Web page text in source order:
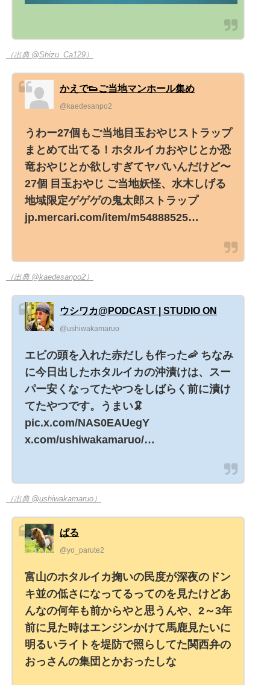
（出典 @Shizu_Ca129）
かえで👟ご当地マンホール集め
@kaedesanpo2
うわー27個もご当地目玉おやじストラップ
まとめて出てる！ホタルイカおやじとか恐
竜おやじとか欲しすぎてヤバいんだけど〜
27個 目玉おやじ ご当地妖怪、水木しげる
地域限定ゲゲゲの鬼太郎ストラップ
jp.mercari.com/item/m54888525…
（出典 @kaedesanpo2）
ウシワカ@PODCAST | STUDIO ON
@ushiwakamaruo
エビの頭を入れた赤だしも作った🦐 ちなみ
に今日出したホタルイカの沖漬けは、スー
パー安くなってたやつをしばらく前に漬け
てたやつです。うまい🦑
pic.x.com/NAS0EAUegY
x.com/ushiwakamaruo/…
（出典 @ushiwakamaruo）
ぱる
@yo_parute2
富山のホタルイカ掬いの民度が深夜のドン
キ並の低さになってるってのを見たけどあ
んなの何年も前からやと思うんや、2～3年
前に見た時はエンジンかけて馬鹿見たいに
明るいライトを堤防で照らしてた関西弁の
おっさんの集団とかおったしな